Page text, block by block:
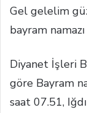
Gel gelelim
bayram
Diyanet İşleri
göre Bayram
saat 07.51,